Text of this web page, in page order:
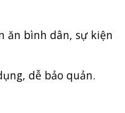
ăn bình dân, sự kiện
dễ bảo quản.